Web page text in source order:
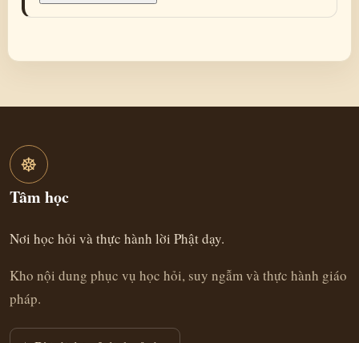
☸
Tâm học
Nơi học hỏi và thực hành lời Phật dạy.
Kho nội dung phục vụ học hỏi, suy ngẫm và thực hành giáo
pháp.